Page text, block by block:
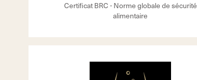
Certificat BRC - Norme globale de sécurité
alimentaire